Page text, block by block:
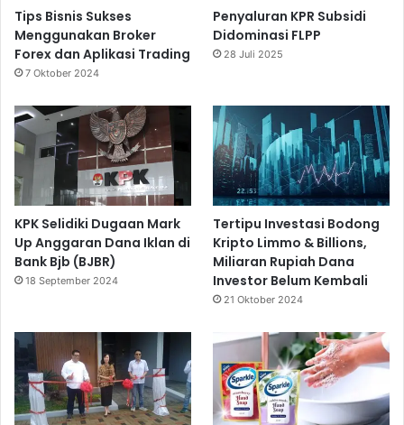
Tips Bisnis Sukses
Menggunakan Broker
Forex dan Aplikasi Trading
7 Oktober 2024
Penyaluran KPR Subsidi
Didominasi FLPP
28 Juli 2025
KPK Selidiki Dugaan Mark
Up Anggaran Dana Iklan di
Bank Bjb (BJBR)
18 September 2024
Tertipu Investasi Bodong
Kripto Limmo & Billions,
Miliaran Rupiah Dana
Investor Belum Kembali
21 Oktober 2024